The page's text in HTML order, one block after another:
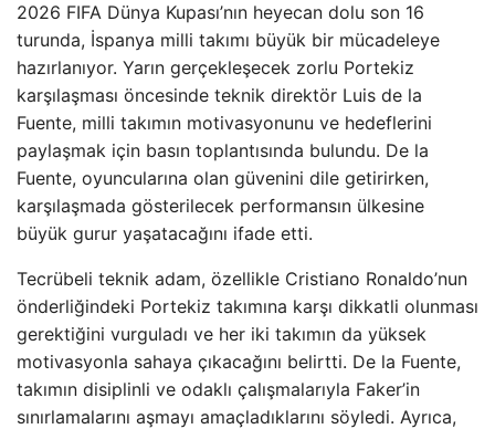
2026 FIFA Dünya Kupası’nın heyecan dolu son 16
turunda, İspanya milli takımı büyük bir mücadeleye
hazırlanıyor. Yarın gerçekleşecek zorlu Portekiz
karşılaşması öncesinde teknik direktör Luis de la
Fuente, milli takımın motivasyonunu ve hedeflerini
paylaşmak için basın toplantısında bulundu. De la
Fuente, oyuncularına olan güvenini dile getirirken,
karşılaşmada gösterilecek performansın ülkesine
büyük gurur yaşatacağını ifade etti.
Tecrübeli teknik adam, özellikle Cristiano Ronaldo’nun
önderliğindeki Portekiz takımına karşı dikkatli olunması
gerektiğini vurguladı ve her iki takımın da yüksek
motivasyonla sahaya çıkacağını belirtti. De la Fuente,
takımın disiplinli ve odaklı çalışmalarıyla Faker’in
sınırlamalarını aşmayı amaçladıklarını söyledi. Ayrıca,